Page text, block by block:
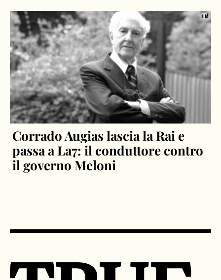
Corrado Augias lascia la Rai e
passa a La7: il conduttore contro
il governo Meloni